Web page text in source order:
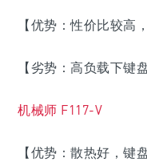
【优势：性价比较高
【劣势：高负载下键
机械师 F117-V
【优势：散热好，键